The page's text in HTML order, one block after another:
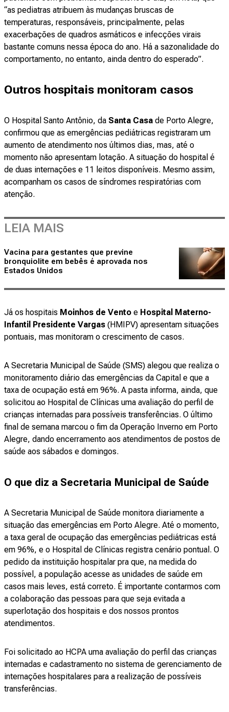
“as pediatras atribuem às mudanças bruscas de
temperaturas, responsáveis, principalmente, pelas
exacerbações de quadros asmáticos e infecções virais
bastante comuns nessa época do ano. Há a sazonalidade do
comportamento, no entanto, ainda dentro do esperado”.
Outros hospitais monitoram casos
O Hospital Santo Antônio, da Santa Casa de Porto Alegre,
confirmou que as emergências pediátricas registraram um
aumento de atendimento nos últimos dias, mas, até o
momento não apresentam lotação. A situação do hospital é
de duas internações e 11 leitos disponíveis. Mesmo assim,
acompanham os casos de síndromes respiratórias com
atenção.
LEIA MAIS
Vacina para gestantes que previne
bronquiolite em bebês é aprovada nos
Estados Unidos
Já os hospitais Moinhos de Vento e Hospital Materno-
Infantil Presidente Vargas (HMIPV) apresentam situações
pontuais, mas monitoram o crescimento de casos.
A Secretaria Municipal de Saúde (SMS) alegou que realiza o
monitoramento diário das emergências da Capital e que a
taxa de ocupação está em 96%. A pasta informa, ainda, que
solicitou ao Hospital de Clínicas uma avaliação do perfil de
crianças internadas para possíveis transferências. O último
final de semana marcou o fim da Operação Inverno em Porto
Alegre, dando encerramento aos atendimentos de postos de
saúde aos sábados e domingos.
O que diz a Secretaria Municipal de Saúde
A Secretaria Municipal de Saúde monitora diariamente a
situação das emergências em Porto Alegre. Até o momento,
a taxa geral de ocupação das emergências pediátricas está
em 96%, e o Hospital de Clínicas registra cenário pontual. O
pedido da instituição hospitalar pra que, na medida do
possível, a população acesse as unidades de saúde em
casos mais leves, está correto. É importante contarmos com
a colaboração das pessoas para que seja evitada a
superlotação dos hospitais e dos nossos prontos
atendimentos.
Foi solicitado ao HCPA uma avaliação do perfil das crianças
internadas e cadastramento no sistema de gerenciamento de
internações hospitalares para a realização de possíveis
transferências.